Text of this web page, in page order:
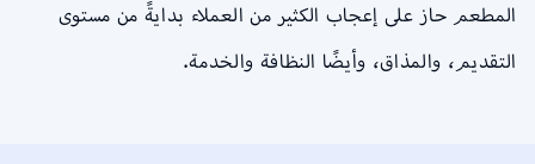
المطعم حاز على إعجاب الكثير من العملاء بدايةً من مستوى
التقديم، والمذاق، وأيضًا النظافة والخدمة.